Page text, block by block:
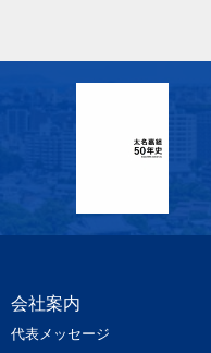
会社案内
代表メッセージ